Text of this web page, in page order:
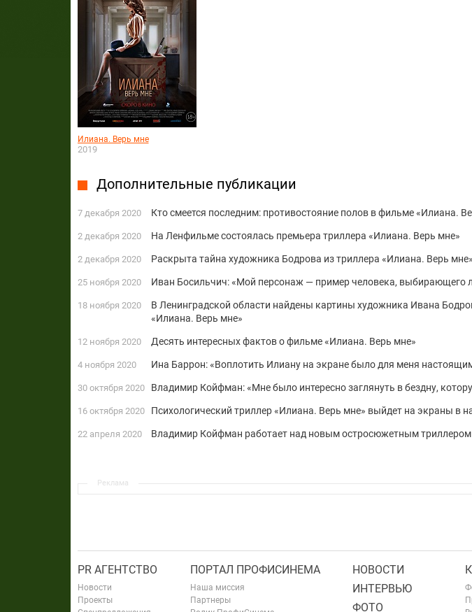
Илиана. Верь мне
2019
Дополнительные публикации
7 декабря 2020 Кто смеется последним: противостояние полов в фильме «Илиана.
2 декабря 2020 На Ленфильме состоялась премьера триллера «Илиана. Верь мне»
2 декабря 2020 Раскрыта тайна художника Бодрова из триллера «Илиана. Верь мне»
25 ноября 2020 Иван Босильчич: «Мой персонаж — пример человека, выбирающего
18 ноября 2020
В Ленинградской области найдены картины художника Ивана
«Илиана. Верь мне»
12 ноября 2020 Десять интересных фактов о фильме «Илиана. Верь мне»
4 ноября 2020 Ина Баррон: «Воплотить Илиану на экране было для меня
30 октября 2020 Владимир Койфман: «Мне было интересно заглянуть в бездну,
16 октября 2020 Психологический триллер «Илиана. Верь мне» выйдет на экраны в
22 апреля 2020 Владимир Койфман работает над новым остросюжетным
Реклама
PR АГЕНТСТВО
Новости
Проекты
ПОРТАЛ ПРОФИСИНЕМА
Наша миссия
Партнеры
НОВОСТИ
ИНТЕРВЬЮ
ФОТО